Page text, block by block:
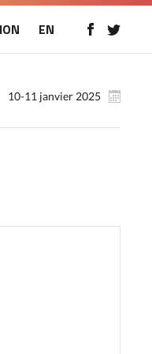
EN
10-11 janvier 2025